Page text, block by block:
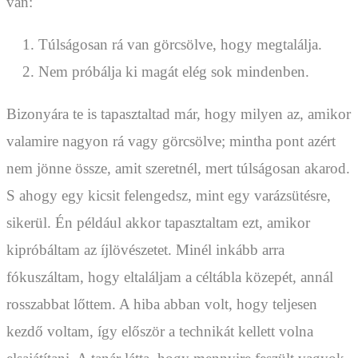
Túlságosan rá van görcsölve, hogy megtalálja.
Nem próbálja ki magát elég sok mindenben.
Bizonyára te is tapasztaltad már, hogy milyen az, amikor
valamire nagyon rá vagy görcsölve; mintha pont azért
nem jönne össze, amit szeretnél, mert túlságosan akarod.
S ahogy egy kicsit felengedsz, mint egy varázsütésre,
sikerül. Én például akkor tapasztaltam ezt, amikor
kipróbáltam az íjlövészetet. Minél inkább arra
fókuszáltam, hogy eltaláljam a céltábla közepét, annál
rosszabbat lőttem. A hiba abban volt, hogy teljesen
kezdő voltam, így először a technikát kellett volna